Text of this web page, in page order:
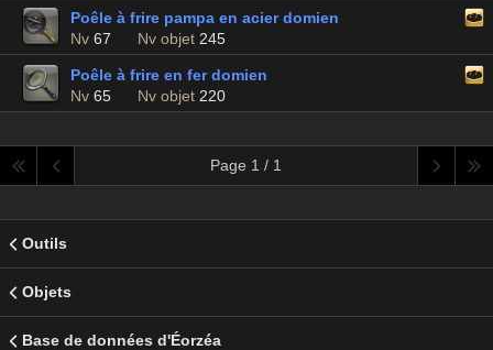
Poêle à frire pampa en acier domien
Nv 67 Nv objet 245
Poêle à frire en fer domien
Nv 65 Nv objet 220
Page 1 / 1
Outils
Objets
Base de données d'Éorzéa